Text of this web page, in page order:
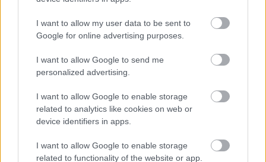
I want to allow my user data to be sent to
Google for online advertising purposes.
I want to allow Google to send me
personalized advertising.
I want to allow Google to enable storage
related to analytics like cookies on web or
device identifiers in apps.
I want to allow Google to enable storage
related to functionality of the website or app.
Pompás pampafű
Megyeri Szabolcs•2012. május 13.
Az elhivatott hobbikertész nagy műgonddal ápolja